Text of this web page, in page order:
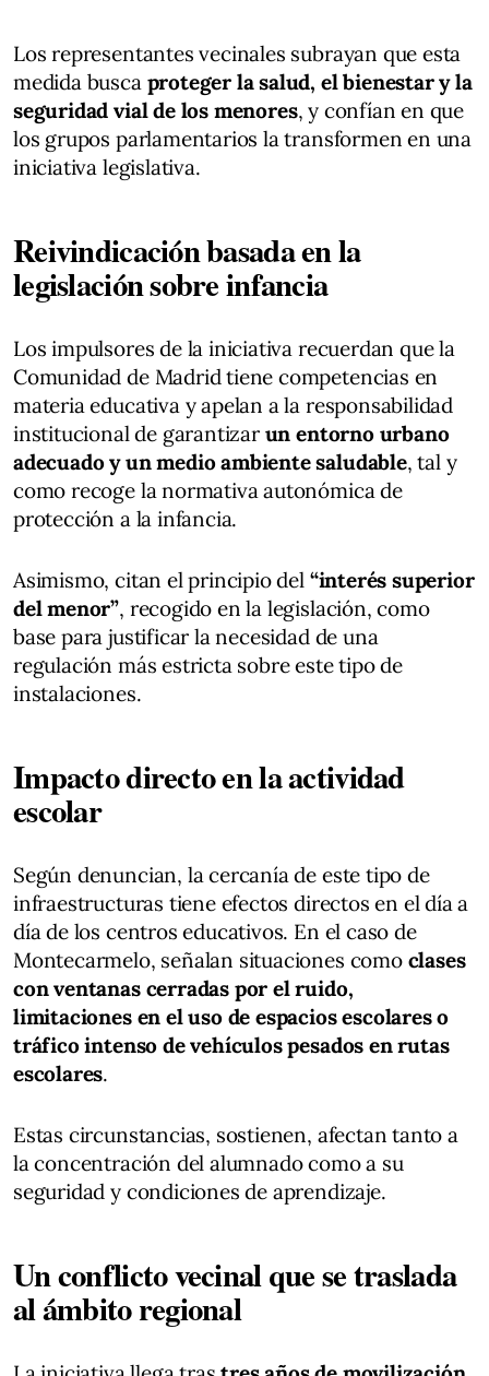
Los representantes vecinales subrayan que esta
medida busca proteger la salud, el bienestar y la
seguridad vial de los menores, y confían en que
los grupos parlamentarios la transformen en una
iniciativa legislativa.
Reivindicación basada en la
legislación sobre infancia
Los impulsores de la iniciativa recuerdan que la
Comunidad de Madrid tiene competencias en
materia educativa y apelan a la responsabilidad
institucional de garantizar un entorno urbano
adecuado y un medio ambiente saludable, tal y
como recoge la normativa autonómica de
protección a la infancia.
Asimismo, citan el principio del “interés superior
del menor”, recogido en la legislación, como
base para justificar la necesidad de una
regulación más estricta sobre este tipo de
instalaciones.
Impacto directo en la actividad
escolar
Según denuncian, la cercanía de este tipo de
infraestructuras tiene efectos directos en el día a
día de los centros educativos. En el caso de
Montecarmelo, señalan situaciones como clases
con ventanas cerradas por el ruido,
limitaciones en el uso de espacios escolares o
tráfico intenso de vehículos pesados en rutas
escolares.
Estas circunstancias, sostienen, afectan tanto a
la concentración del alumnado como a su
seguridad y condiciones de aprendizaje.
Un conflicto vecinal que se traslada
al ámbito regional